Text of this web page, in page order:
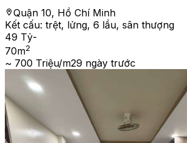
Quận 10, Hồ Chí Minh
Kết cấu: trệt, lửng, 6 lầu, sân thượng
49 Tỷ-
70m2
~ 700 Triệu/m29 ngày trước